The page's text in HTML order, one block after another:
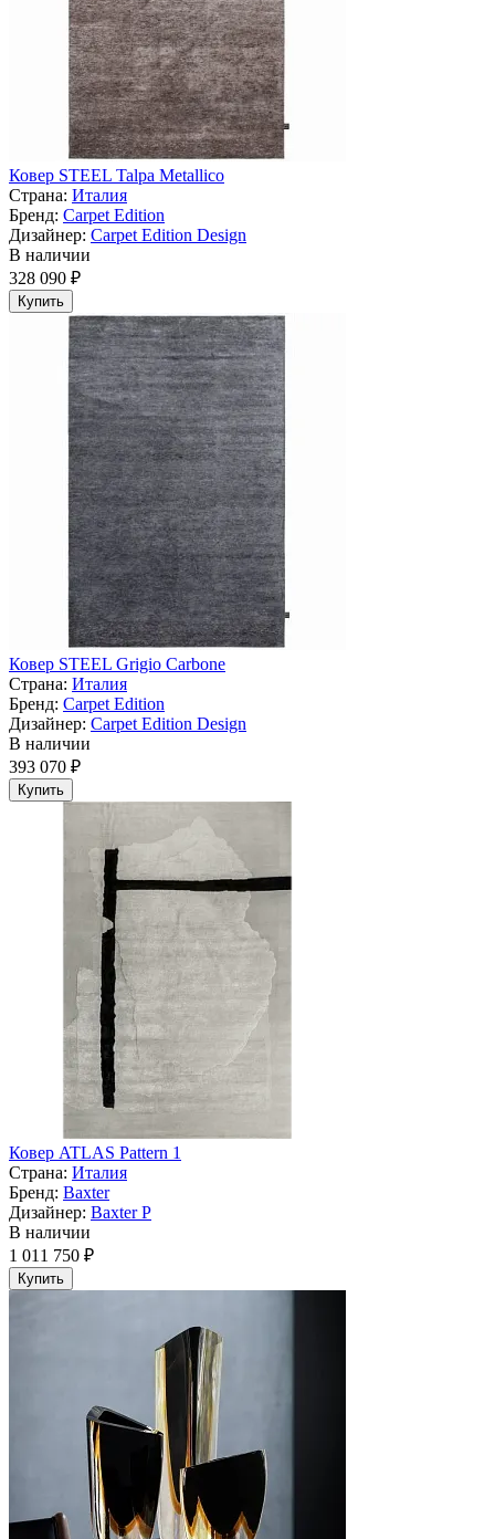
Ковер STEEL Talpa Metallico
Страна: Италия
Бренд: Carpet Edition
Дизайнер: Carpet Edition Design
В наличии
328 090 ₽
Купить
Ковер STEEL Grigio Carbone
Страна: Италия
Бренд: Carpet Edition
Дизайнер: Carpet Edition Design
В наличии
393 070 ₽
Купить
Ковер ATLAS Pattern 1
Страна: Италия
Бренд: Baxter
Дизайнер: Baxter P
В наличии
1 011 750 ₽
Купить